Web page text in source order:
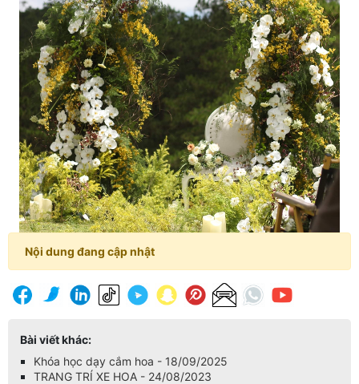
Nội dung đang cập nhật
Bài viết khác:
Khóa học dạy cắm hoa - 18/09/2025
TRANG TRÍ XE HOA - 24/08/2023